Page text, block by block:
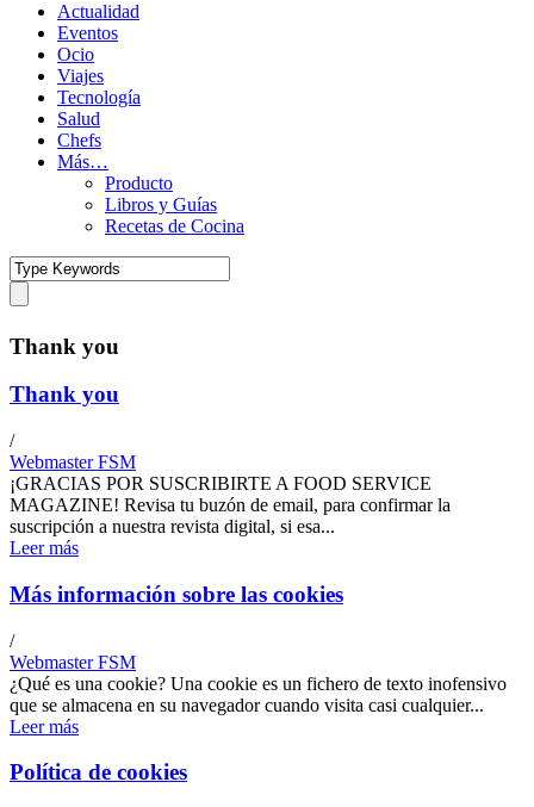
Actualidad
Eventos
Ocio
Viajes
Tecnología
Salud
Chefs
Más…
Producto
Libros y Guías
Recetas de Cocina
Thank you
Thank you
/
Webmaster FSM
¡GRACIAS POR SUSCRIBIRTE A FOOD SERVICE
MAGAZINE! Revisa tu buzón de email, para confirmar la
suscripción a nuestra revista digital, si esa...
Leer más
Más información sobre las cookies
/
Webmaster FSM
¿Qué es una cookie? Una cookie es un fichero de texto inofensivo
que se almacena en su navegador cuando visita casi cualquier...
Leer más
Política de cookies